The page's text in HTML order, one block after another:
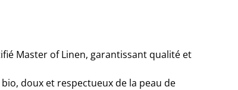
Master of Linen, garantissant qualité et
doux et respectueux de la peau de